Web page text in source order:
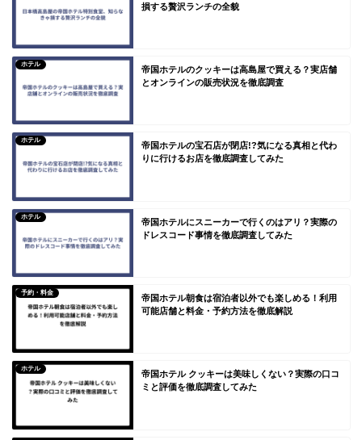
損する贅沢ランチの全貌
ホテル
帝国ホテルのクッキーは高島屋で買える？実店舗
とオンラインの販売状況を徹底調査
ホテル
帝国ホテルの宝石店が閉店!?気になる真相と代わ
りに行けるお店を徹底調査してみた
ホテル
帝国ホテルにスニーカーで行くのはアリ？実際の
ドレスコード事情を徹底調査してみた
予約・料金
帝国ホテル朝食は宿泊者以外でも楽しめる！利用
可能店舗と料金・予約方法を徹底解説
ホテル
帝国ホテル クッキーは美味しくない？実際の口コ
ミと評価を徹底調査してみた